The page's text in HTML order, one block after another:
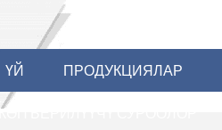
ҮЙ ПРОДУКЦИЯЛАР
КӨП БЕРИЛҮҮЧҮ СУРООЛОР